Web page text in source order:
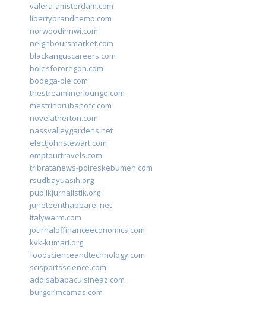
valera-amsterdam.com
libertybrandhemp.com
norwoodinnwi.com
neighboursmarket.com
blackanguscareers.com
bolesfororegon.com
bodega-ole.com
thestreamlinerlounge.com
mestrinorubanofc.com
novelatherton.com
nassvalleygardens.net
electjohnstewart.com
omptourtravels.com
tribratanews-polreskebumen.com
rsudbayuasih.org
publikjurnalistik.org
juneteenthapparel.net
italywarm.com
journaloffinanceeconomics.com
kvk-kumari.org
foodscienceandtechnology.com
scisportsscience.com
addisababacuisineaz.com
burgerimcamas.com